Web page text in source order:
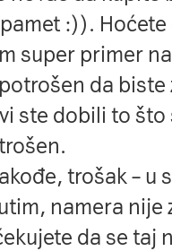
:)).
super primer
da
ste dobili to
trošak – u
namera nije
da se taj